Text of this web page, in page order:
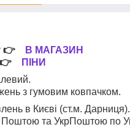
👉
В МАГАЗИН
👉
ПІНИ
з гумовим ковпачком.
в Києві (ст.м. Дарниця).
та УкрПоштою по